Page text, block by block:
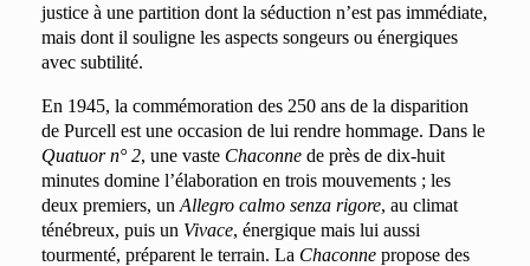
justice à une partition dont la séduction n’est pas immédiate,
mais dont il souligne les aspects songeurs ou énergiques
avec subtilité.
En 1945, la commémoration des 250 ans de la disparition
de Purcell est une occasion de lui rendre hommage. Dans le
Quatuor n° 2, une vaste Chaconne de près de dix-huit
minutes domine l’élaboration en trois mouvements ; les
deux premiers, un Allegro calmo senza rigore, au climat
ténébreux, puis un Vivace, énergique mais lui aussi
tourmenté, préparent le terrain. La Chaconne propose des